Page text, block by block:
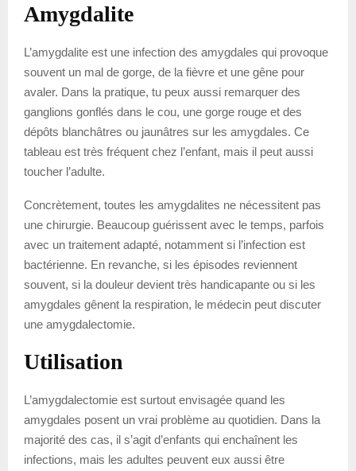
Amygdalite
L’amygdalite est une infection des amygdales qui provoque
souvent un mal de gorge, de la fièvre et une gêne pour
avaler. Dans la pratique, tu peux aussi remarquer des
ganglions gonflés dans le cou, une gorge rouge et des
dépôts blanchâtres ou jaunâtres sur les amygdales. Ce
tableau est très fréquent chez l’enfant, mais il peut aussi
toucher l’adulte.
Concrètement, toutes les amygdalites ne nécessitent pas
une chirurgie. Beaucoup guérissent avec le temps, parfois
avec un traitement adapté, notamment si l’infection est
bactérienne. En revanche, si les épisodes reviennent
souvent, si la douleur devient très handicapante ou si les
amygdales gênent la respiration, le médecin peut discuter
une amygdalectomie.
Utilisation
L’amygdalectomie est surtout envisagée quand les
amygdales posent un vrai problème au quotidien. Dans la
majorité des cas, il s’agit d’enfants qui enchaînent les
infections, mais les adultes peuvent eux aussi être